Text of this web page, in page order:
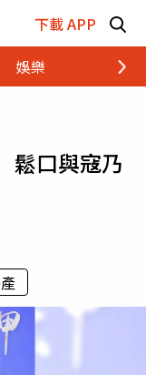
下載 APP
娛樂 財經
鬆口與寇乃